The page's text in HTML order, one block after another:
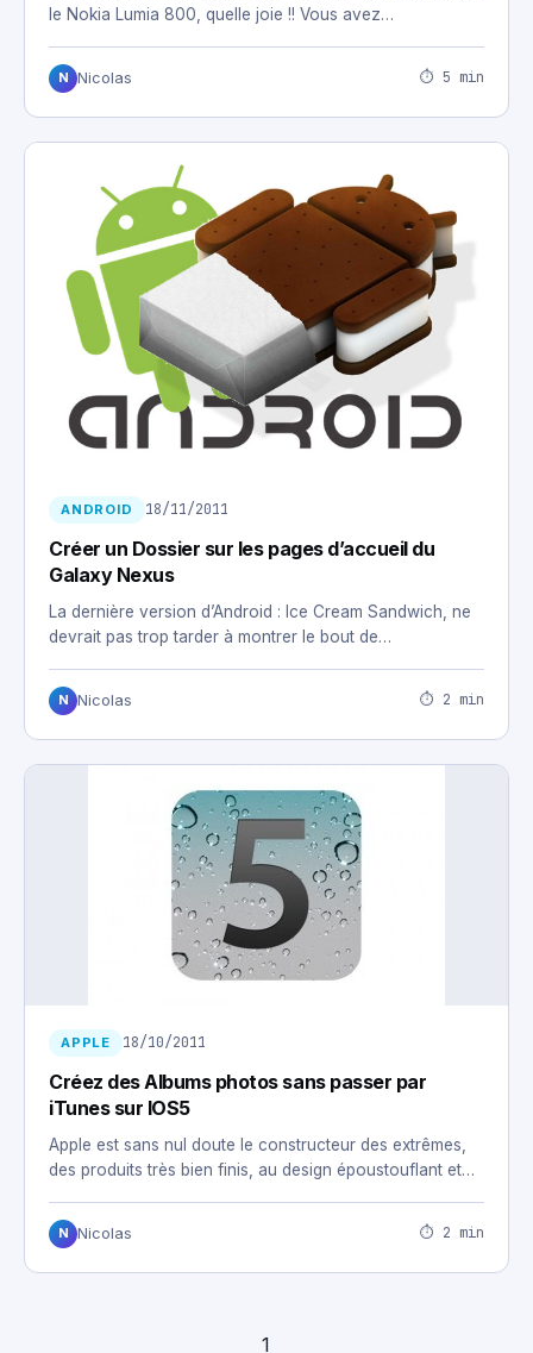
le Nokia Lumia 800, quelle joie !! Vous avez…
N Nicolas ⏱ 5 min
ANDROID 18/11/2011
Créer un Dossier sur les pages d’accueil du
Galaxy Nexus
La dernière version d’Android : Ice Cream Sandwich, ne
devrait pas trop tarder à montrer le bout de…
N Nicolas ⏱ 2 min
APPLE 18/10/2011
Créez des Albums photos sans passer par
iTunes sur IOS5
Apple est sans nul doute le constructeur des extrêmes,
des produits très bien finis, au design époustouflant et…
N Nicolas ⏱ 2 min
1